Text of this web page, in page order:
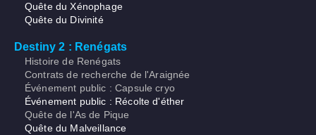
Quête du Xénophage
Quête du Divinité
Destiny 2 : Renégats
Histoire de Renégats
Contrats de recherche de l'Araignée
Événement public : Capsule cryo
Événement public : Récolte d'éther
Quête de l'As de Pique
Quête du Malveillance